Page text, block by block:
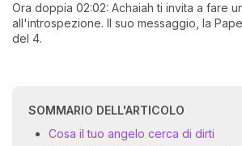
Ora doppia 02:02: Achaiah ti invita a fare
all'introspezione. Il suo messaggio, la
del 4.
SOMMARIO DELL'ARTICOLO
Cosa il tuo angelo cerca di dirti